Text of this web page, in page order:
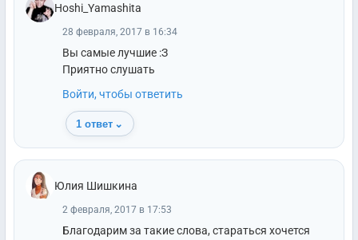
Hoshi_Yamashita
28 февраля, 2017 в 16:34
Вы самые лучшие :З
Приятно слушать
Войти, чтобы ответить
1 ответ ⌄
Юлия Шишкина
2 февраля, 2017 в 17:53
Благодарим за такие слова, стараться хочется